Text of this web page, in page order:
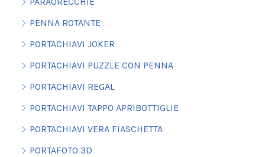
PENNA ROTANTE
PORTACHIAVI JOKER
PORTACHIAVI PUZZLE CON PENNA
PORTACHIAVI REGAL
PORTACHIAVI TAPPO APRIBOTTIGLIE
PORTACHIAVI VERA FIASCHETTA
PORTAFOTO 3D